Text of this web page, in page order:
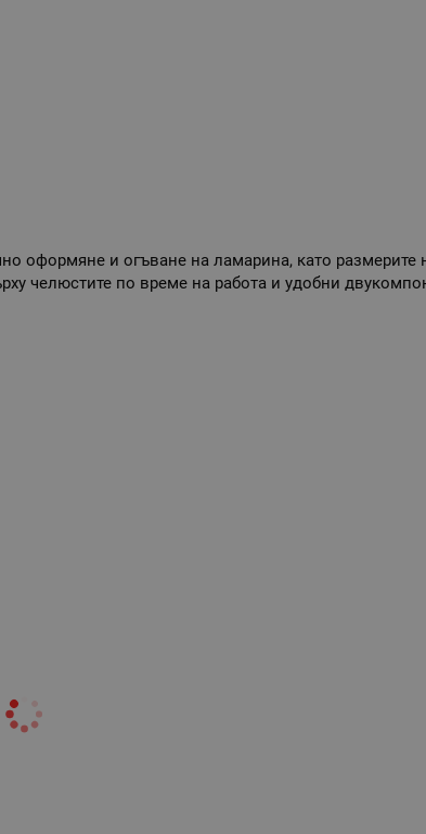
оформяне и огъване на ламарина, като размерите
челюстите по време на работа и удобни